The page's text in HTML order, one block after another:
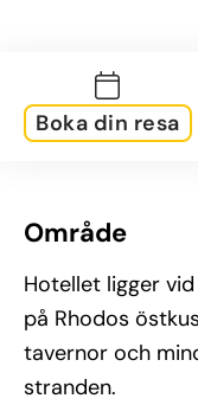
Boka din resa
Område
Hotellet ligger
på Rhodos
tavernor och
stranden.